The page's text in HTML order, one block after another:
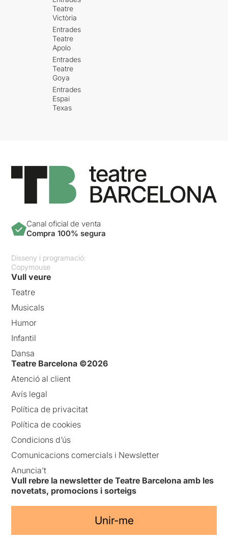
Teatre
Victòria
Entrades
Teatre
Apolo
Entrades
Teatre
Goya
Entrades
Espai
Texas
Canal oficial de venta
Compra 100% segura
Disseny i programació:
Copymouse
Vull veure
Teatre
Musicals
Humor
Infantil
Dansa
Teatre Barcelona ©2026
Atenció al client
Avís legal
Política de privacitat
Política de cookies
Condicions d’ús
Comunicacions comercials i Newsletter
Anuncia’t
Vull rebre la newsletter de Teatre Barcelona amb les
novetats, promocions i sorteigs
Unir-me